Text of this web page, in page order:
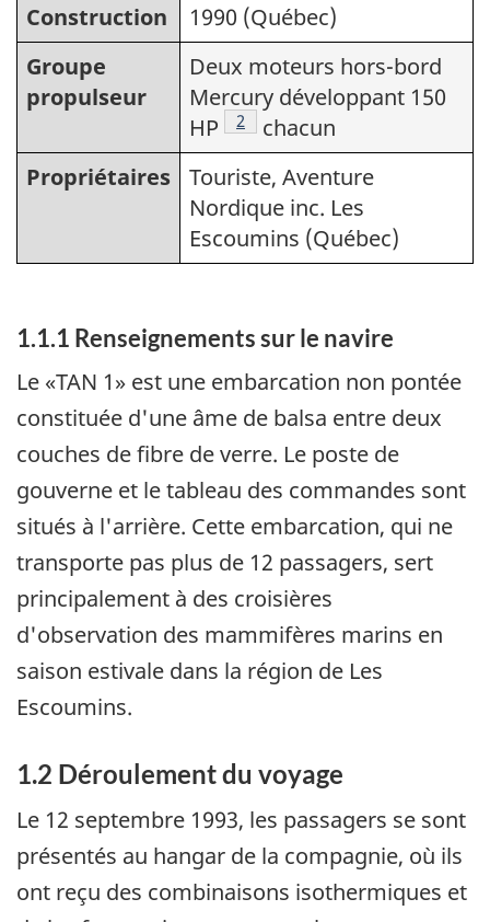
Construction
1990 (Québec)
Groupe
propulseur
Deux moteurs hors-bord
Mercury développant 150
HP
Note de bas de page
2
chacun
Propriétaires
Touriste, Aventure
Nordique inc. Les
Escoumins (Québec)
1.1.1 Renseignements sur le navire
Le «TAN 1» est une embarcation non pontée
constituée d'une âme de balsa entre deux
couches de fibre de verre. Le poste de
gouverne et le tableau des commandes sont
situés à l'arrière. Cette embarcation, qui ne
transporte pas plus de 12 passagers, sert
principalement à des croisières
d'observation des mammifères marins en
saison estivale dans la région de Les
Escoumins.
1.2 Déroulement du voyage
Le 12 septembre 1993, les passagers se sont
présentés au hangar de la compagnie, où ils
ont reçu des combinaisons isothermiques et